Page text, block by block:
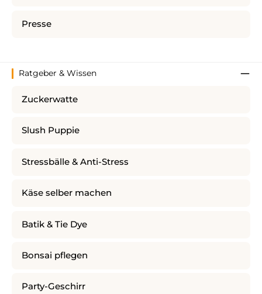
Presse
Ratgeber & Wissen
Zuckerwatte
Slush Puppie
Stressbälle & Anti-Stress
Käse selber machen
Batik & Tie Dye
Bonsai pflegen
Party-Geschirr